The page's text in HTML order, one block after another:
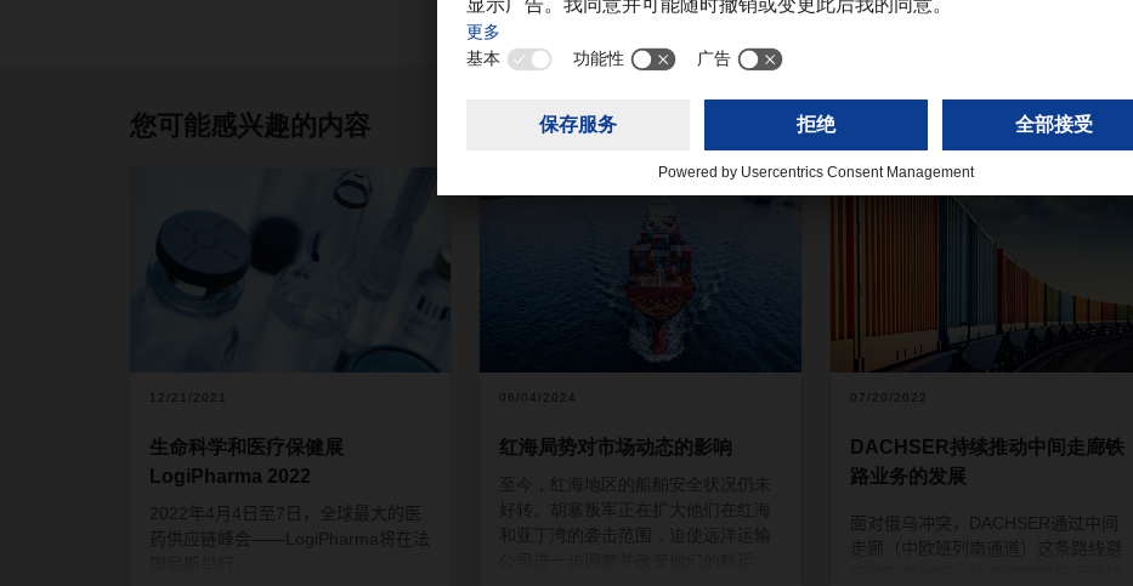
您可能感兴趣的内容
12/21/2021
生命科学和医疗保健展
LogiPharma 2022
2022年4 月 4 日至7 日，全球最大的医
药供应链峰会
LogiPharma
将在法
06/04/2024
红海局势对市场动态的影响
至今，红海地区的船舶安全状况仍未
好转。胡塞叛军正在扩大他们在红海
和亚丁湾的袭击范围，迫使远洋运输
07/20/2022
DACHSER持续推动中间走廊铁
路业务的发展
面对俄乌冲突， DACHSER通过中间
走廊（中欧班列南通道）这条路线避